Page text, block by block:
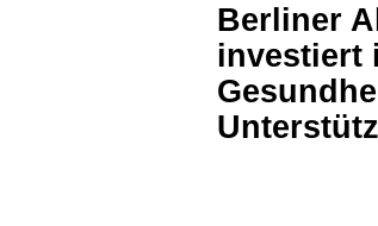
Berliner Abgeordnetenhaus beschließt Doppelhaushalt 2022/2023: Berlin
investiert